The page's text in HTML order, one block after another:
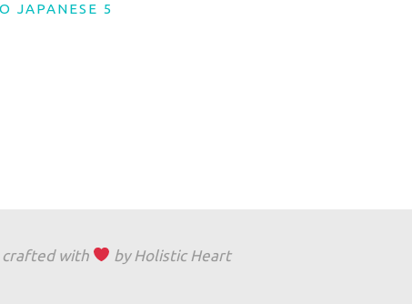
LER MAIS
JAPANESE 5
crafted with by Holistic Heart